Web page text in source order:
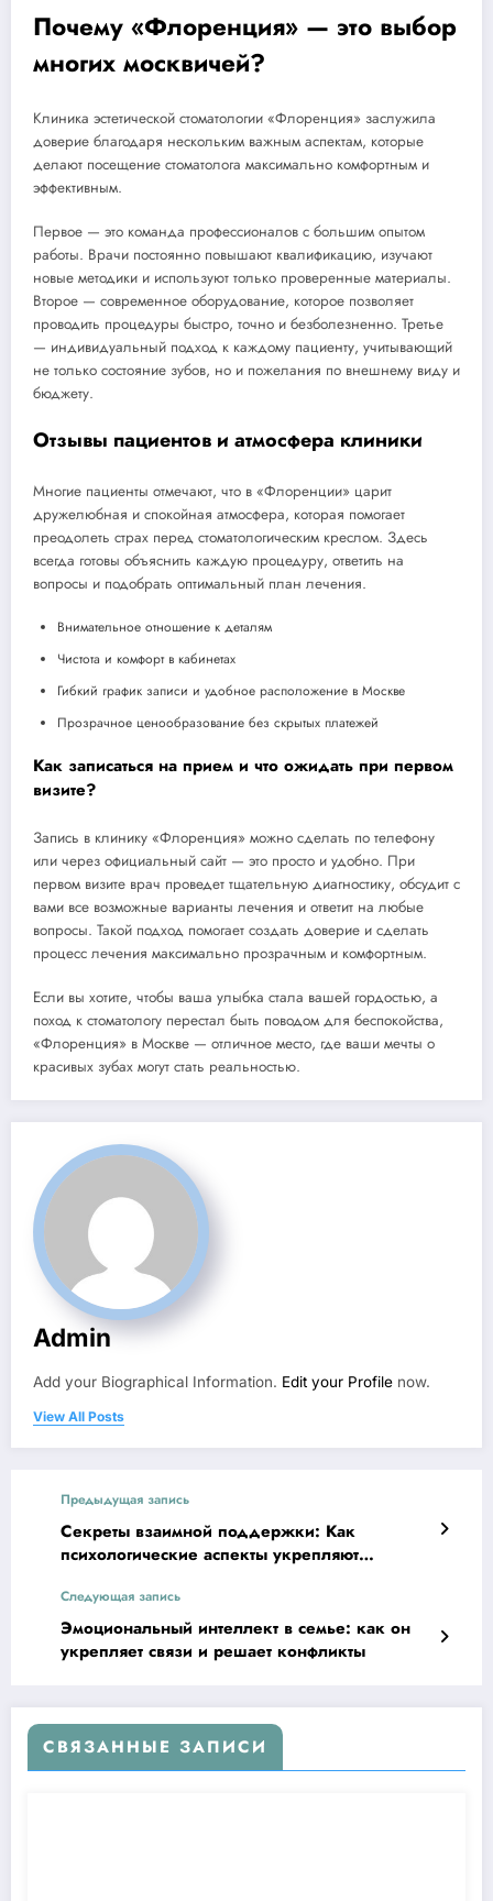
Почему «Флоренция» — это выбор
многих москвичей?
Клиника эстетической стоматологии «Флоренция» заслужила
доверие благодаря нескольким важным аспектам, которые
делают посещение стоматолога максимально комфортным и
эффективным.
Первое — это команда профессионалов с большим опытом
работы. Врачи постоянно повышают квалификацию, изучают
новые методики и используют только проверенные материалы.
Второе — современное оборудование, которое позволяет
проводить процедуры быстро, точно и безболезненно. Третье
— индивидуальный подход к каждому пациенту, учитывающий
не только состояние зубов, но и пожелания по внешнему виду и
бюджету.
Отзывы пациентов и атмосфера клиники
Многие пациенты отмечают, что в «Флоренции» царит
дружелюбная и спокойная атмосфера, которая помогает
преодолеть страх перед стоматологическим креслом. Здесь
всегда готовы объяснить каждую процедуру, ответить на
вопросы и подобрать оптимальный план лечения.
Внимательное отношение к деталям
Чистота и комфорт в кабинетах
Гибкий график записи и удобное расположение в Москве
Прозрачное ценообразование без скрытых платежей
Как записаться на прием и что ожидать при первом
визите?
Запись в клинику «Флоренция» можно сделать по телефону
или через официальный сайт — это просто и удобно. При
первом визите врач проведет тщательную диагностику, обсудит с
вами все возможные варианты лечения и ответит на любые
вопросы. Такой подход помогает создать доверие и сделать
процесс лечения максимально прозрачным и комфортным.
Если вы хотите, чтобы ваша улыбка стала вашей гордостью, а
поход к стоматологу перестал быть поводом для беспокойства,
«Флоренция» в Москве — отличное место, где ваши мечты о
красивых зубах могут стать реальностью.
Admin
Add your Biographical Information. Edit your Profile now.
View All Posts
Предыдущая запись
Секреты взаимной поддержки: Как
психологические аспекты укрепляют
Следующая запись
Эмоциональный интеллект в семье: как он
укрепляет связи и решает конфликты
СВЯЗАННЫЕ ЗАПИСИ